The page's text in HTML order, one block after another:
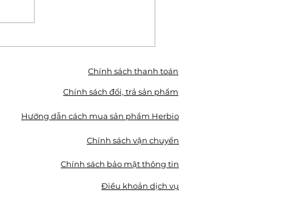
TRÀ CUNG ĐÌNH, CÀ PHÊ
Chính sách thanh toán
Chính sách đổi, trả sản phẩm
Hướng dẫn cách mua sản phẩm Herbio
Chính sách vận chuyển
Chính sách bảo mật thông tin
Điều khoản dịch vụ